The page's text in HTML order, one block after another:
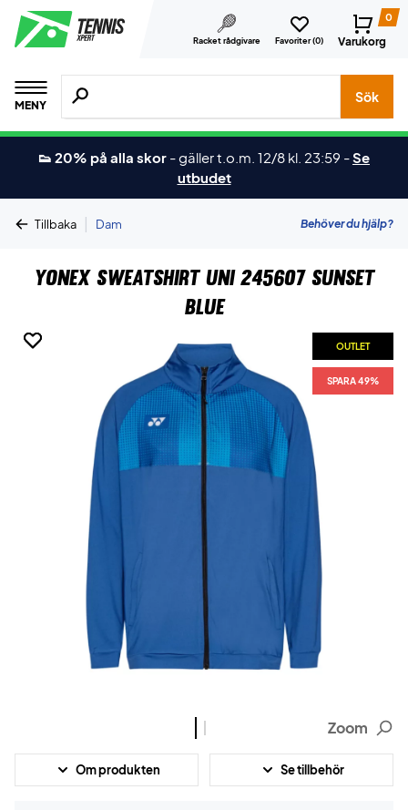
Racket rådgivare Favoriter (0)
0
Varukorg
MENY
Sök efter produkter, märken osv.
Sök
👟 20% på alla skor -gäller t.o.m. 12/8 kl. 23:59 -Se
utbudet
Tillbaka | Dam Behöver du hjälp?
Yonex Sweatshirt Uni 245607 Sunset
Blue
OUTLET
SPARA 49%
OUTLET
SPARA 49%
Zoom
Om produkten Se tillbehör